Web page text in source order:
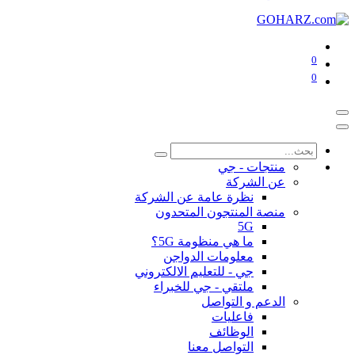
0
0
منتجات - جي
عن الشركة
نظرة عامة عن الشركة
منصة المنتجون المتحدون
5G
ما هي منظومة 5G؟
معلومات الدواجن
جي - للتعليم الالكتروني
ملتقي - جي للخبراء
الدعم و التواصل
فاعليات
الوظائف
التواصل معنا